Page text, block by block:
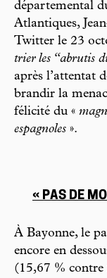
départemental
Atlantiques,
Twitter le 23
trier les “abrutis
après l’attentat
brandir la
félicité du «
espagnoles ».
« PAS DE
À Bayonne, le
encore en
(15,67 % contre